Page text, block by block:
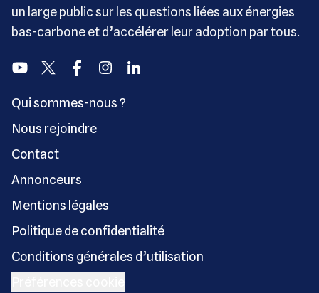
un large public sur les questions liées aux énergies
bas-carbone et d’accélérer leur adoption par tous.
YoutubeTwitter FacebookInstagramLinkedin
Qui sommes-nous ?
Nous rejoindre
Contact
Annonceurs
Mentions légales
Politique de confidentialité
Conditions générales d’utilisation